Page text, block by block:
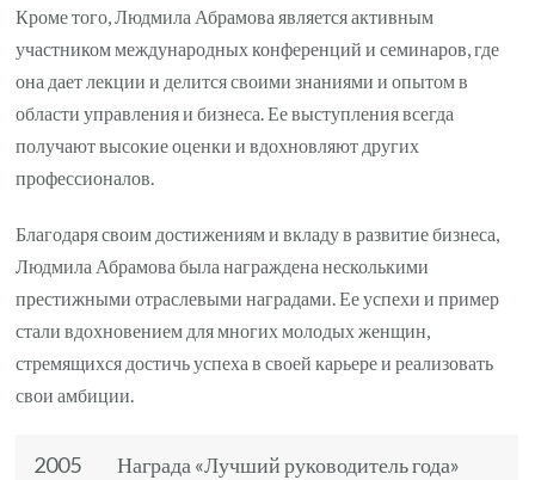
Кроме того, Людмила Абрамова является активным
участником международных конференций и семинаров, где
она дает лекции и делится своими знаниями и опытом в
области управления и бизнеса. Ее выступления всегда
получают высокие оценки и вдохновляют других
профессионалов.
Благодаря своим достижениям и вкладу в развитие бизнеса,
Людмила Абрамова была награждена несколькими
престижными отраслевыми наградами. Ее успехи и пример
стали вдохновением для многих молодых женщин,
стремящихся достичь успеха в своей карьере и реализовать
свои амбиции.
2005 Награда «Лучший руководитель года»